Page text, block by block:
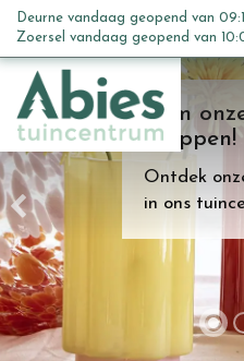
n
c
o
n
t
e
n
t
Kom
shoppen!
Ontdek
in ons
Deurne vandaag geopend van
Zoersel vandaag geopend van